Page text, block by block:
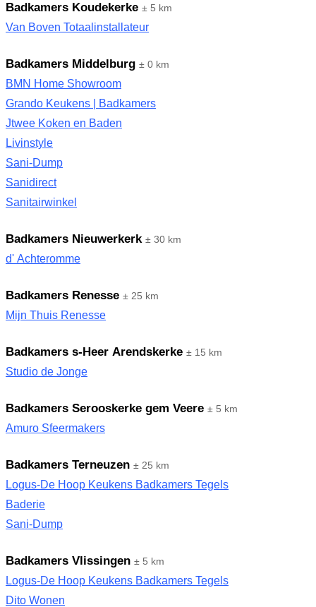
Badkamers Koudekerke ± 5 km
Van Boven Totaalinstallateur
Badkamers Middelburg ± 0 km
BMN Home Showroom
Grando Keukens | Badkamers
Jtwee Koken en Baden
Livinstyle
Sani-Dump
Sanidirect
Sanitairwinkel
Badkamers Nieuwerkerk ± 30 km
d' Achteromme
Badkamers Renesse ± 25 km
Mijn Thuis Renesse
Badkamers s-Heer Arendskerke ± 15 km
Studio de Jonge
Badkamers Serooskerke gem Veere ± 5 km
Amuro Sfeermakers
Badkamers Terneuzen ± 25 km
Logus-De Hoop Keukens Badkamers Tegels
Baderie
Sani-Dump
Badkamers Vlissingen ± 5 km
Logus-De Hoop Keukens Badkamers Tegels
Dito Wonen